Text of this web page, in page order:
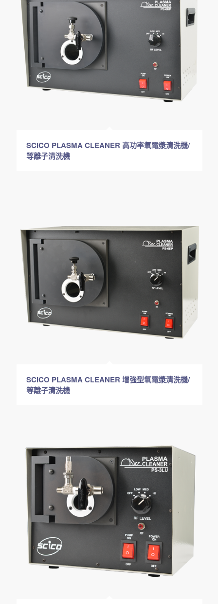
SCICO PLASMA CLEANER 高功率氧電漿清洗機/
等離子清洗機
SCICO PLASMA CLEANER 增強型氧電漿清洗機/
等離子清洗機